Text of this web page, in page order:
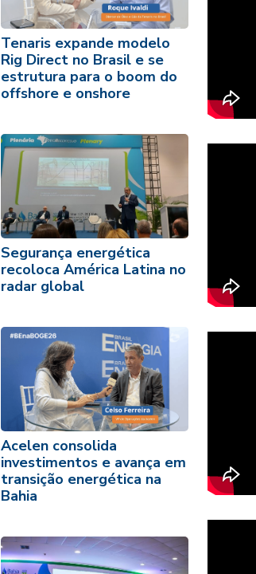
Tenaris expande modelo
Rig Direct no Brasil e se
estrutura para o boom do
offshore e onshore
Segurança energética
recoloca América Latina no
radar global
Acelen consolida
investimentos e avança em
transição energética na
Bahia